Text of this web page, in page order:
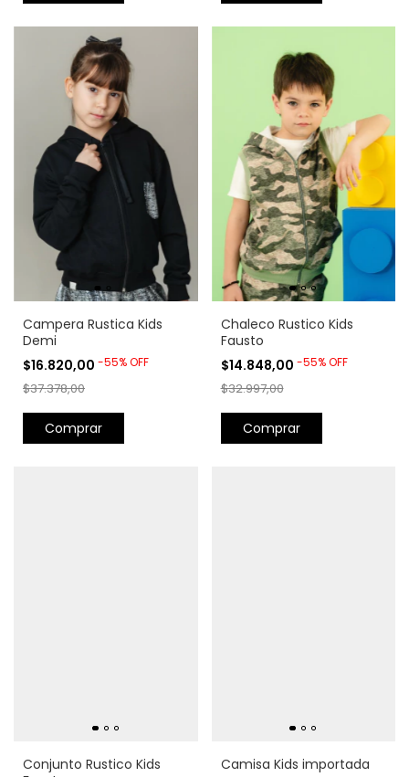
Campera Rustica Kids
Demi
$16.820,00 -55%OFF
$37.378,00
Comprar
Chaleco Rustico Kids
Fausto
$14.848,00 -55%OFF
$32.997,00
Comprar
Conjunto Rustico Kids
Camisa Kids importada